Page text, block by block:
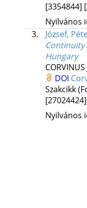
[3354844]
Nyilvános
3.
József,
Hungary
DOI
Szakcikk
[27024424]
Nyilvános